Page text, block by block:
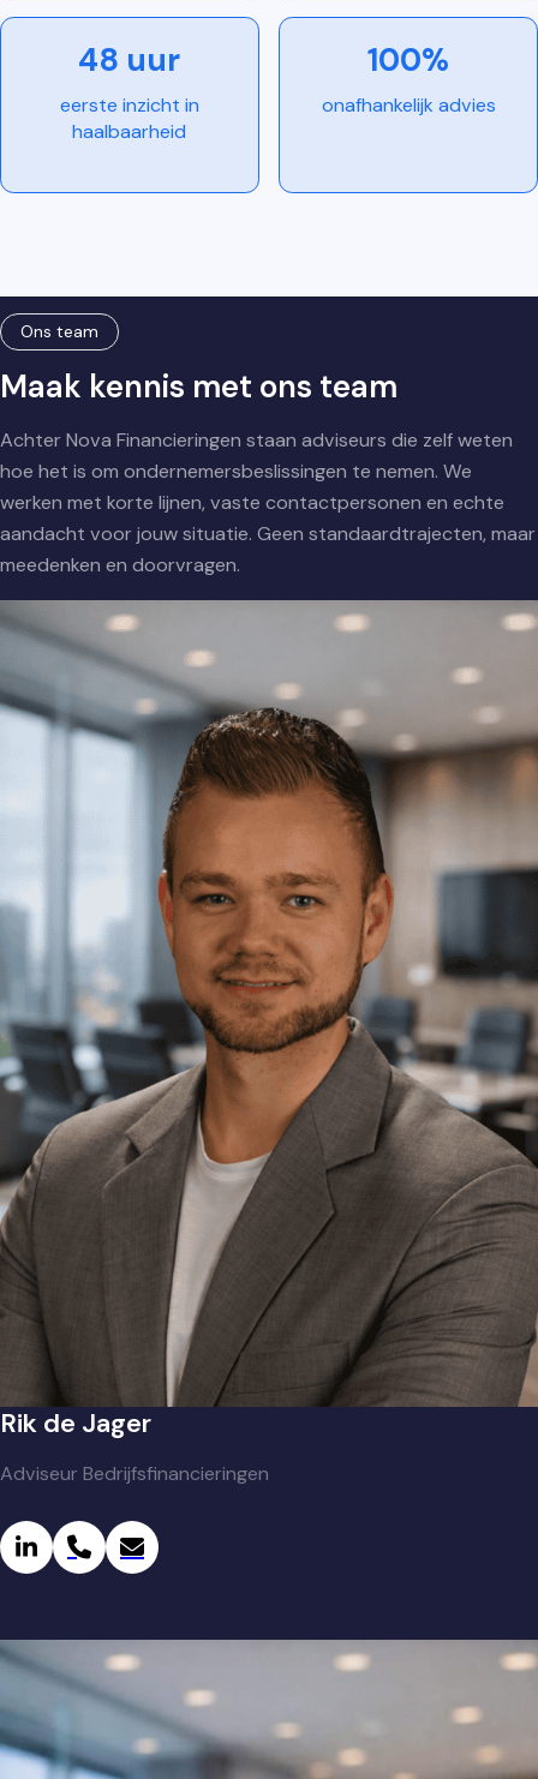
48 uur
eerste inzicht in
haalbaarheid
100%
onafhankelijk advies
Ons team
Maak kennis met ons team
Achter Nova Financieringen staan adviseurs die zelf weten
hoe het is om ondernemersbeslissingen te nemen. We
werken met korte lijnen, vaste contactpersonen en echte
aandacht voor jouw situatie. Geen standaardtrajecten, maar
meedenken en doorvragen.
Rik de Jager
Adviseur Bedrijfsfinancieringen